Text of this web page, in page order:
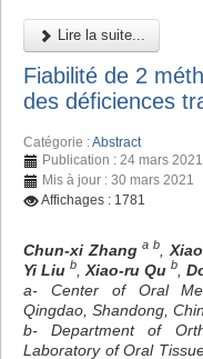
Lire la suite...
Fiabilité de 2
des déficiences
Catégorie :Abstract
Publication : 24 mars 2021
Mis à jour : 30 mars 2021
Affichages : 1781
Chun-xi Zhang a b
Yi Liu b Xiao-ru Qu b
a- Center of Oral
Qingdao, Shandong,
b- Department of
Laboratory of Oral